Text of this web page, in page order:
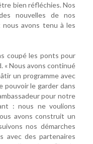
bien réfléchies. Nos
nouvelles de nos
nous avons tenu à les
coupé les ponts pour
« Nous avons continué
un programme avec
pouvoir le garder dans
pour notre
: nous ne voulions
avons construit un
nos démarches
avec des partenaires